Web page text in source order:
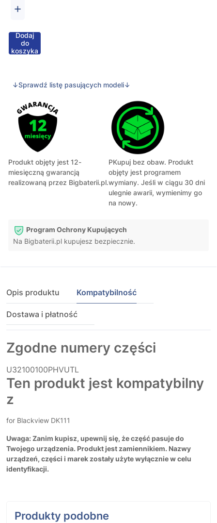
+
Dodaj
do
koszyka
↓Sprawdź listę pasujących modeli↓
Produkt objęty jest 12-
miesięczną gwarancją
realizowaną przez Bigbaterii.pl.
PKupuj bez obaw. Produkt
objęty jest programem
wymiany. Jeśli w ciągu 30 dni
ulegnie awarii, wymienimy go
na nowy.
Program Ochrony Kupujących
Na Bigbaterii.pl kupujesz bezpiecznie.
Opis produktu Kompatybilność
Dostawa i płatność
Zgodne numery części
U32100100PHVUTL
Ten produkt jest kompatybilny
z
for Blackview DK111
Uwaga: Zanim kupisz, upewnij się, że część pasuje do
Twojego urządzenia. Produkt jest zamiennikiem. Nazwy
urządzeń, części i marek zostały użyte wyłącznie w celu
identyfikacji.
Produkty podobne